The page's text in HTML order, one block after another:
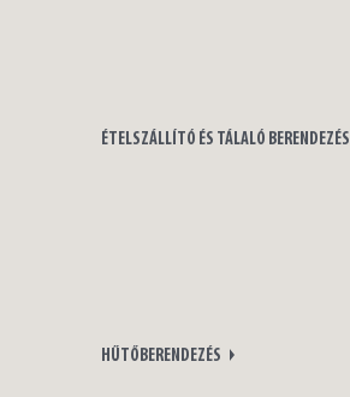
ÉTELSZÁLLÍTÓ ÉS TÁLALÓ BERENDEZÉS
HŰTŐBERENDEZÉS